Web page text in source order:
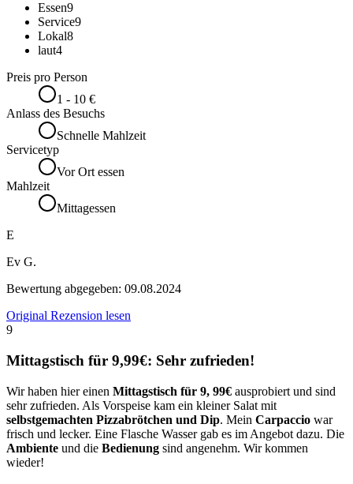
Essen9
Service9
Lokal8
laut4
Preis pro Person
1 - 10 €
Anlass des Besuchs
Schnelle Mahlzeit
Servicetyp
Vor Ort essen
Mahlzeit
Mittagessen
E
Ev G.
Bewertung abgegeben: 09.08.2024
Original Rezension lesen
9
Mittagstisch für 9,99€: Sehr zufrieden!
Wir haben hier einen Mittagstisch für 9, 99€ ausprobiert und sind
sehr zufrieden. Als Vorspeise kam ein kleiner Salat mit
selbstgemachten Pizzabrötchen und Dip. Mein Carpaccio war
frisch und lecker. Eine Flasche Wasser gab es im Angebot dazu. Die
Ambiente und die Bedienung sind angenehm. Wir kommen
wieder!